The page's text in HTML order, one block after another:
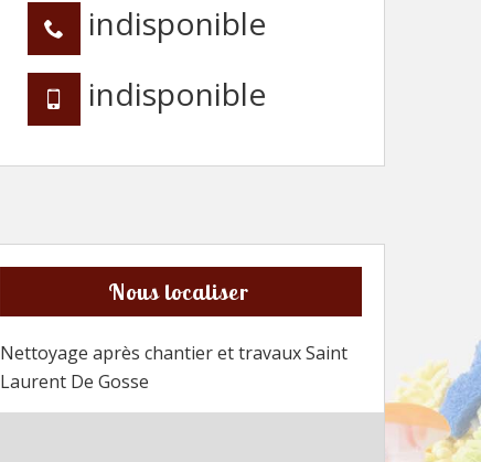
indisponible
indisponible
Nous localiser
Nettoyage après chantier et travaux Saint
Laurent De Gosse